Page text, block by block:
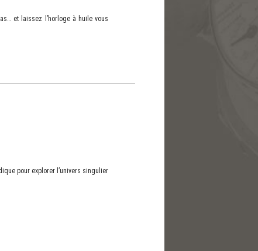
et laissez l’horloge à huile vous
pour explorer l’univers singulier